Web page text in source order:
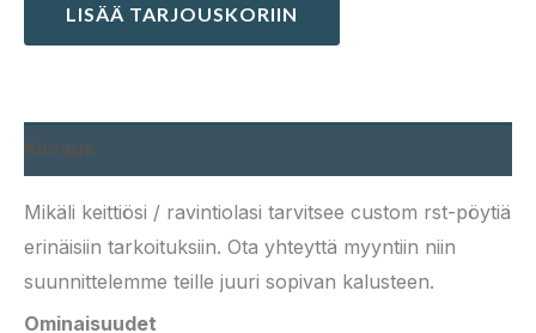
LISÄÄ TARJOUSKORIIN
Mikäli keittiösi / ravintiolasi tarvitsee custom rst-pöytiä
erinäisiin tarkoituksiin. Ota yhteyttä myyntiin niin
suunnittelemme teille juuri sopivan kalusteen.
Ominaisuudet